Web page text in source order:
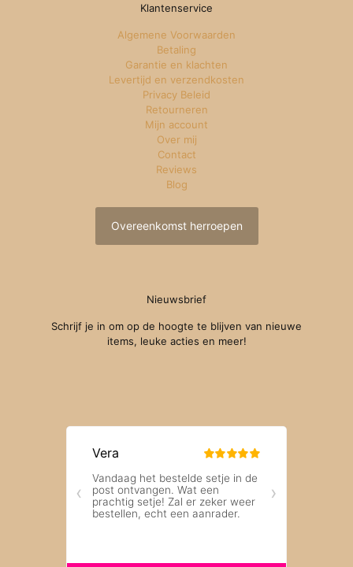
Klantenservice
Algemene Voorwaarden
Betaling
Garantie en klachten
Levertijd en verzendkosten
Privacy Beleid
Retourneren
Mijn account
Over mij
Contact
Reviews
Blog
Overeenkomst herroepen
Nieuwsbrief
Schrijf je in om op de hoogte te blijven van nieuwe
items, leuke acties en meer!